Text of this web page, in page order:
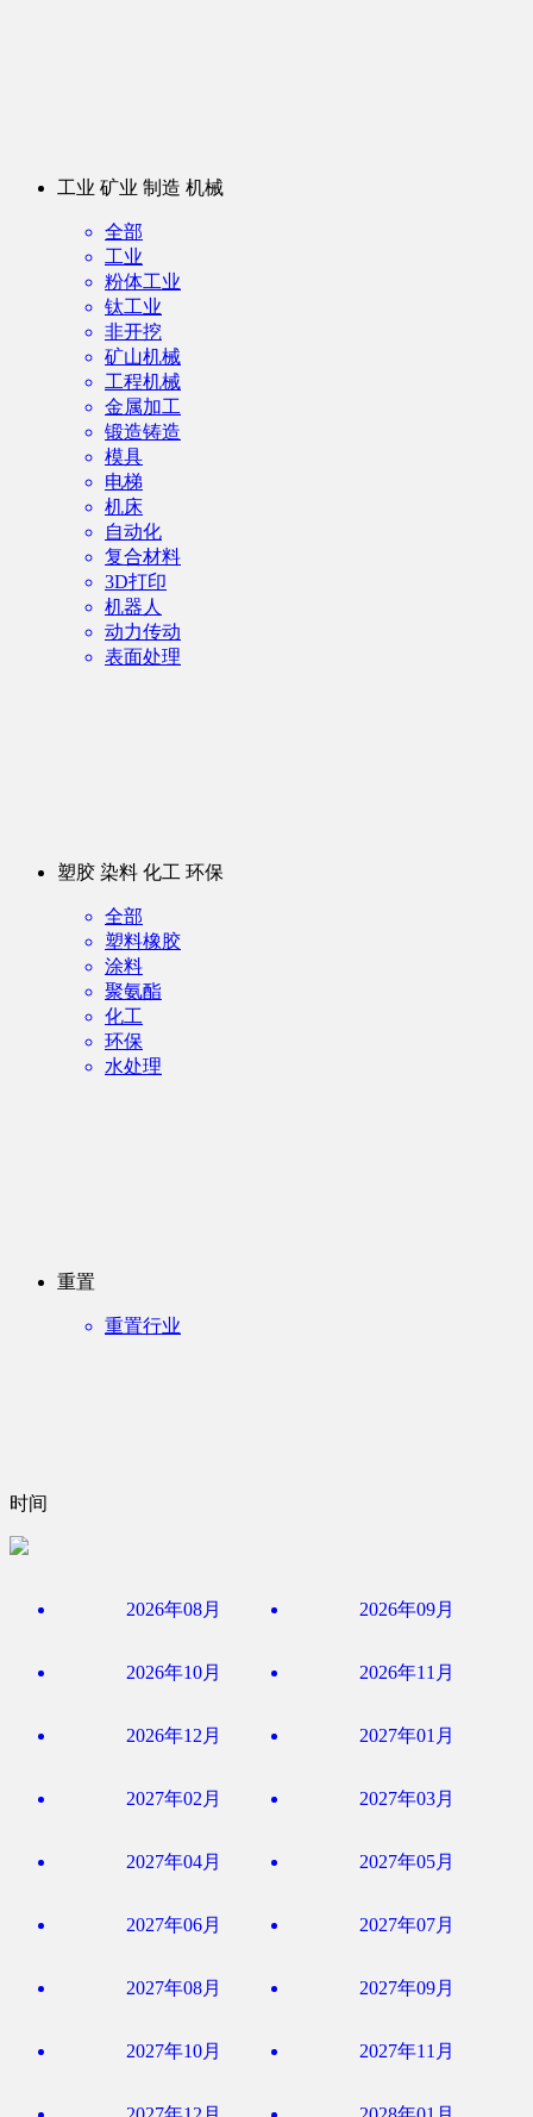
工业 矿业 制造 机械
全部
工业
粉体工业
钛工业
非开挖
矿山机械
工程机械
金属加工
锻造铸造
模具
电梯
机床
自动化
复合材料
3D打印
机器人
动力传动
表面处理
塑胶 染料 化工 环保
全部
塑料橡胶
涂料
聚氨酯
化工
环保
水处理
重置
重置行业
时间
2026年08月 2026年09月
2026年10月 2026年11月
2026年12月 2027年01月
2027年02月 2027年03月
2027年04月 2027年05月
2027年06月 2027年07月
2027年08月 2027年09月
2027年10月 2027年11月